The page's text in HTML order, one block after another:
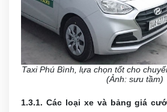
Taxi Phú Bình, lựa chọn tốt cho
(Ảnh: sưu tầm)
1.3.1. Các loại xe và bảng giá